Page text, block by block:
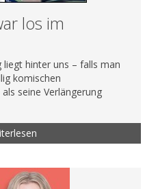
los im
liegt hinter uns – falls man
komischen
seine Verlängerung